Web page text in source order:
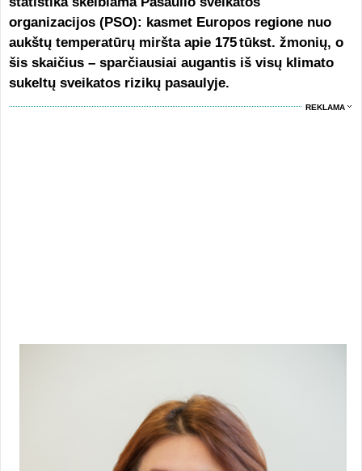
organizacijos (PSO): kasmet Europos regione nuo
aukštų temperatūrų miršta apie 175 tūkst. žmonių, o
šis skaičius – sparčiausiai augantis iš visų klimato
sukeltų sveikatos rizikų pasaulyje.
REKLAMA